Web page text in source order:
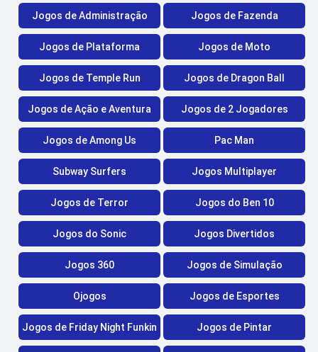
Jogos de Administração Jogos de Fazenda
Jogos de Plataforma Jogos de Moto
Jogos de Temple Run Jogos de Dragon Ball
Jogos de Ação e Aventura Jogos de 2 Jogadores
Jogos de Among Us Pac Man
Subway Surfers Jogos Multiplayer
Jogos de Terror Jogos do Ben 10
Jogos do Sonic Jogos Divertidos
Jogos 360 Jogos de Simulação
Ojogos Jogos de Esportes
Jogos de Friday Night Funkin Jogos de Pintar